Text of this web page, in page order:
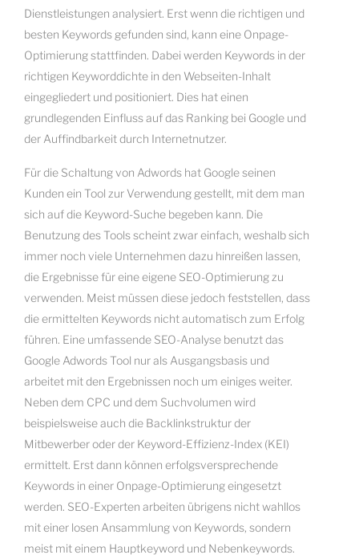
Dienstleistungen analysiert. Erst wenn die richtigen und
besten Keywords gefunden sind, kann eine Onpage-
Optimierung stattfinden. Dabei werden Keywords in der
richtigen Keyworddichte in den Webseiten-Inhalt
eingegliedert und positioniert. Dies hat einen
grundlegenden Einfluss auf das Ranking bei Google und
der Auffindbarkeit durch Internetnutzer.
Für die Schaltung von Adwords hat Google seinen
Kunden ein Tool zur Verwendung gestellt, mit dem man
sich auf die Keyword-Suche begeben kann. Die
Benutzung des Tools scheint zwar einfach, weshalb sich
immer noch viele Unternehmen dazu hinreißen lassen,
die Ergebnisse für eine eigene SEO-Optimierung zu
verwenden. Meist müssen diese jedoch feststellen, dass
die ermittelten Keywords nicht automatisch zum Erfolg
führen. Eine umfassende SEO-Analyse benutzt das
Google Adwords Tool nur als Ausgangsbasis und
arbeitet mit den Ergebnissen noch um einiges weiter.
Neben dem CPC und dem Suchvolumen wird
beispielsweise auch die Backlinkstruktur der
Mitbewerber oder der Keyword-Effizienz-Index (KEI)
ermittelt. Erst dann können erfolgsversprechende
Keywords in einer Onpage-Optimierung eingesetzt
werden. SEO-Experten arbeiten übrigens nicht wahllos
mit einer losen Ansammlung von Keywords, sondern
meist mit einem Hauptkeyword und Nebenkeywords.